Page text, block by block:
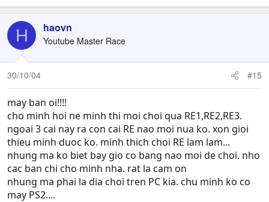
H haovn
Youtube Master Race
30/10/04 #15
may ban oi!!!!
cho minh hoi ne minh thi moi choi qua RE1,RE2,RE3.
ngoai 3 cai nay ra con cai RE nao moi nua ko. xon gioi
thieu minh duoc ko. minh thich choi RE lam lam...
nhung ma ko biet bay gio co bang nao moi de choi. nho
cac ban chi cho minh nha. rat la cam on
nhung ma phai la dia choi tren PC kia. chu minh ko co
may PS2....